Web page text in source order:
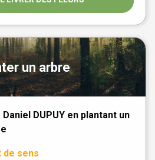
un arbre
DUPUY en plantant un
sens